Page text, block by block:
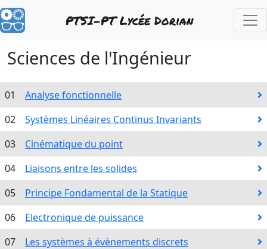
PTSI-PT Lycée Dorian
Sciences de l'Ingénieur
01
Analyse fonctionnelle
02
Systèmes Linéaires Continus Invariants
03
Cinématique du point
04
Liaisons entre les solides
05
Principe Fondamental de la Statique
06
Electronique de puissance
07
Les systèmes à évènements discrets